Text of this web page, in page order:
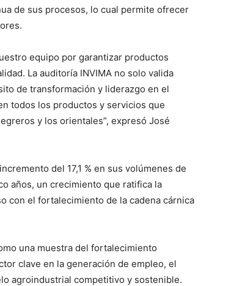
de sus procesos, lo cual permite ofrecer
equipo por garantizar productos
La auditoría INVIMA no solo valida
de transformación y liderazgo en el
todos los productos y servicios que
y los orientales”, expresó José
del 17,1 % en sus volúmenes de
años, un crecimiento que ratifica la
con el fortalecimiento de la cadena cárnica
una muestra del fortalecimiento
clave en la generación de empleo, el
agroindustrial competitivo y sostenible.